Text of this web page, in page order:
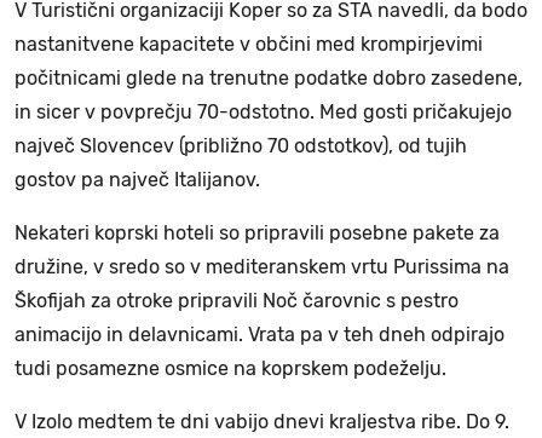
V Turistični organizaciji Koper so za STA navedli, da bodo
nastanitvene kapacitete v občini med krompirjevimi
počitnicami glede na trenutne podatke dobro zasedene,
in sicer v povprečju 70-odstotno. Med gosti pričakujejo
največ Slovencev (približno 70 odstotkov), od tujih
gostov pa največ Italijanov.
Nekateri koprski hoteli so pripravili posebne pakete za
družine, v sredo so v mediteranskem vrtu Purissima na
Škofijah za otroke pripravili Noč čarovnic s pestro
animacijo in delavnicami. Vrata pa v teh dneh odpirajo
tudi posamezne osmice na koprskem podeželju.
V Izolo medtem te dni vabijo dnevi kraljestva ribe. Do 9.